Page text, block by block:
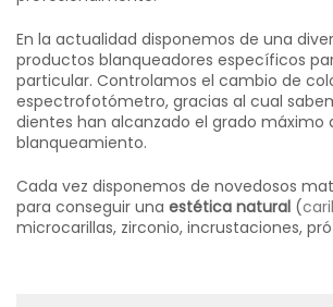
En la actualidad disponemos de una
productos blanqueadores específicos
particular. Controlamos el cambio de
espectrofotómetro, gracias al cual
dientes han alcanzado el grado máximo
blanqueamiento.
Cada vez disponemos de novedosos
para conseguir una estética natural (
microcarillas, zirconio, incrustaciones,